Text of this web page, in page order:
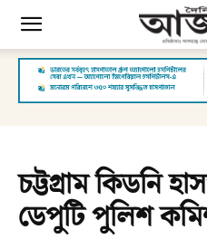
চট্টগ্রাম কিডনি
ডেপুটি পুলিশ